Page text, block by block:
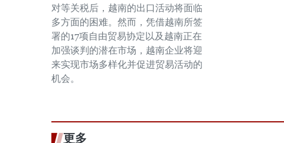
对等关税后，越南的出口活动将面临
多方面的困难。然而，凭借越南所签
署的17项自由贸易协定以及越南正在
加强谈判的潜在市场，越南企业将迎
来实现市场多样化并促进贸易活动的
机会。
更多